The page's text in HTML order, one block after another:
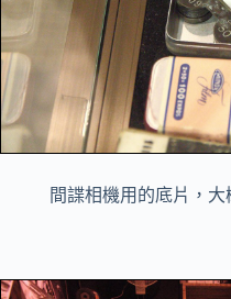
間諜相機用的底片，